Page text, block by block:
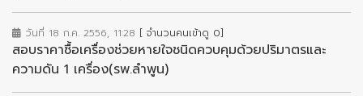
วันที่ 18 ก.ค. 2556, 11:28 [ จำนวนคนเข้าดู 0]
สอบราคาซื้อเครื่องช่วยหายใจชนิดควบคุมด้วยปริมาตรและ
ความดัน 1 เครื่อง(รพ.ลำพูน)